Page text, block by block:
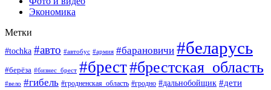
Экономика
Метки
#tochka #авто #автобус #армия #барановичи #беларусь
#берёза #бизнес_брест #брест#брестская_область
#вело #гибель #гродненская_область #гродно #дальнобойщик #дети